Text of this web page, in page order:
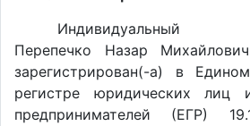
Индивидуальный
Перепечко Назар
зарегистрирован(-а) в
регистре юридических лиц
предпринимателей (ЕГР)